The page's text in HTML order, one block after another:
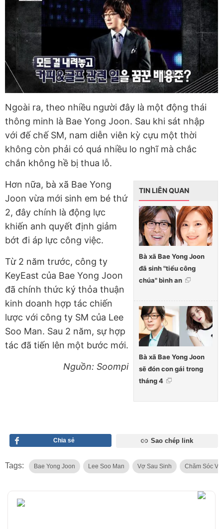
Ngoài ra, theo nhiều người đây là một động thái
thông minh là Bae Yong Joon. Sau khi sát nhập
với đế chế SM, nam diễn viên kỳ cựu một thời
không còn phải có quá nhiều lo nghĩ mà chắc
chắn không hề bị thua lỗ.
TIN LIÊN QUAN
Bà xã Bae Yong Joon
đã sinh "tiểu công
chúa" bình an
Bà xã Bae Yong Joon
sẽ đón con gái trong
tháng 4
Hơn nữa, bà xã Bae Yong
Joon vừa mới sinh em bé thứ
2, đây chính là động lực
khiến anh quyết định giảm
bớt đi áp lực công việc.
Từ 2 năm trước, công ty
KeyEast của Bae Yong Joon
đã chính thức ký thỏa thuận
kinh doanh hợp tác chiến
lược với công ty SM của Lee
Soo Man. Sau 2 năm, sự hợp
tác đã tiến lên một bước mới.
Nguồn: Soompi
Chia sẻ Sao chép link
Tags: Bae Yong Joon Lee Soo Man Vợ Sau Sinh Chăm Sóc Vợ